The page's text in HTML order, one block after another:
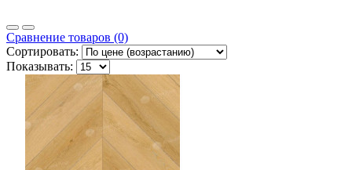
Сравнение товаров (0)
Сортировать:
Показывать: